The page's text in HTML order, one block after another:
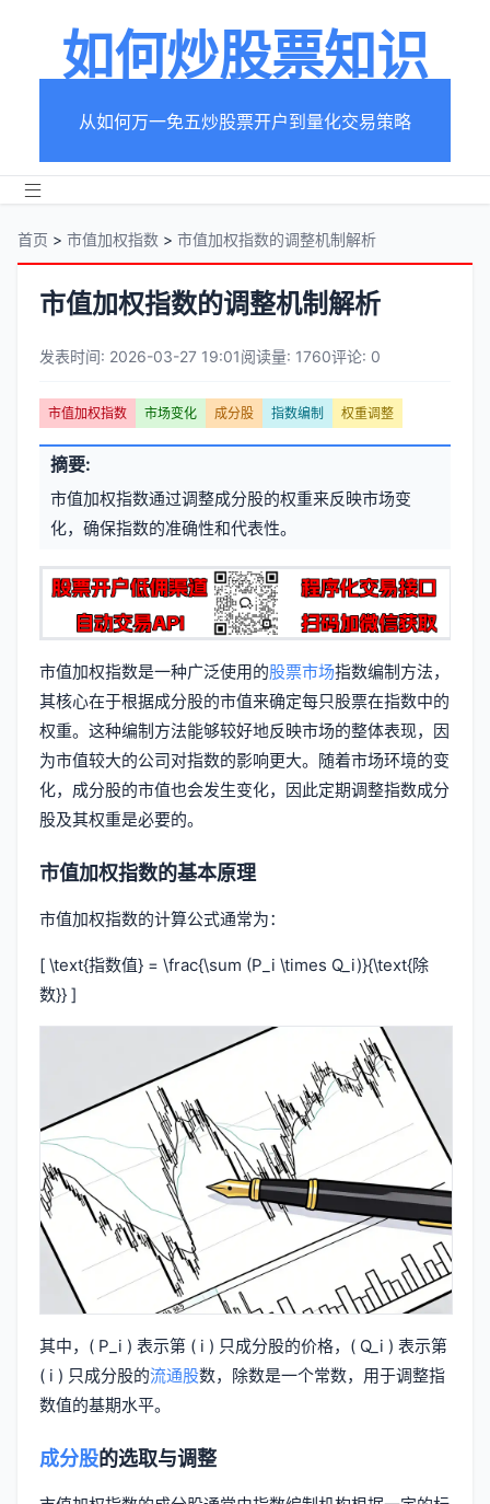
如何炒股票知识
从如何万一免五炒股票开户到量化交易策略
首页 > 市值加权指数 > 市值加权指数的调整机制解析
市值加权指数的调整机制解析
章
元
信
发表时间: 2026-03-27 19:01阅读量: 1760评论: 0
文
章
标
签
市值加权指数 市场变化 成分股 指数编制 权重调整
摘要:
市值加权指数通过调整成分股的权重来反映市场变
化，确保指数的准确性和代表性。
市值加权指数是一种广泛使用的股票市场指数编制方法，
其核心在于根据成分股的市值来确定每只股票在指数中的
权重。这种编制方法能够较好地反映市场的整体表现，因
为市值较大的公司对指数的影响更大。随着市场环境的变
化，成分股的市值也会发生变化，因此定期调整指数成分
股及其权重是必要的。
市值加权指数的基本原理
市值加权指数的计算公式通常为：
[ \text{指数值} = \frac{\sum (P_i \times Q_i)}{\text{除
数}} ]
其中，( P_i ) 表示第 ( i ) 只成分股的价格，( Q_i ) 表示第
( i ) 只成分股的流通股数，除数是一个常数，用于调整指
数值的基期水平。
成分股的选取与调整